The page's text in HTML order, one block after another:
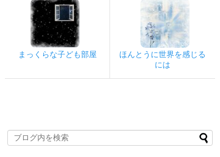
まっくらな子ども部屋
ほんとうに世界を感じる
には